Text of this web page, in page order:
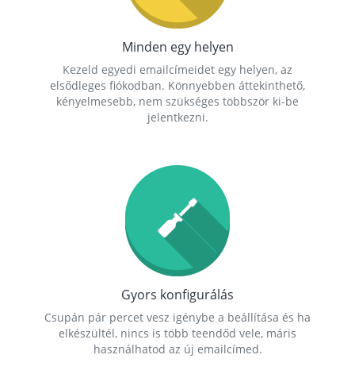
Minden egy helyen
Kezeld egyedi emailcímeidet egy helyen, az
elsődleges fiókodban. Könnyebben áttekinthető,
kényelmesebb, nem szükséges többször ki-be
jelentkezni.
Gyors konfigurálás
Csupán pár percet vesz igénybe a beállítása és ha
elkészültél, nincs is több teendőd vele, máris
használhatod az új emailcímed.